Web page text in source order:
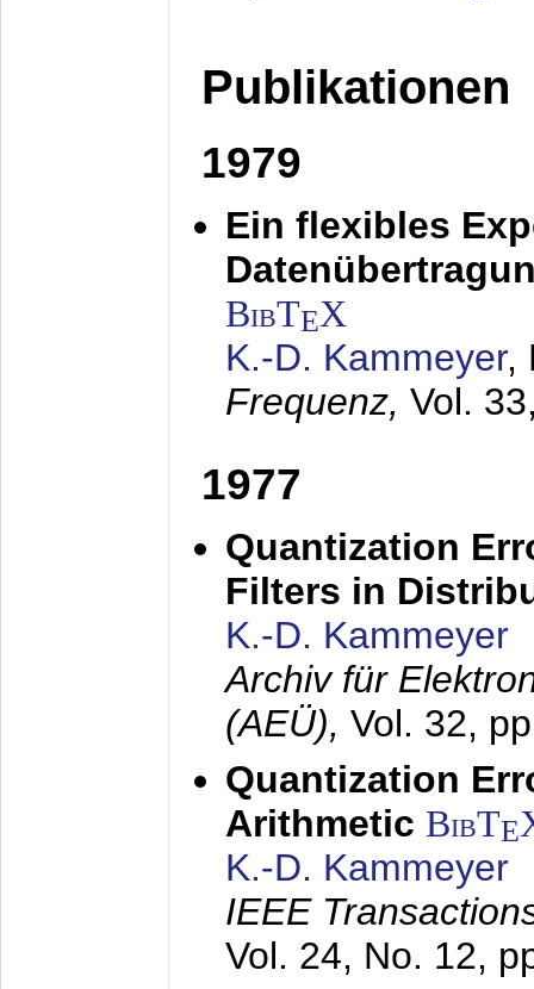
Publikationen
1979
Ein flexibles
BibTEX
K.-D. Kammeyer,
Frequenz, Vol.
1977
Quantization
Filters in
K.-D. Kammeyer
Archiv für
(AEÜ), Vol. 32,
Quantization
Arithmetic BibTE
K.-D. Kammeyer
IEEE
Vol. 24, No. 12,